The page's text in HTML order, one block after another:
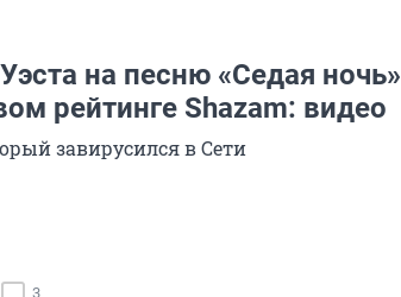
на песню «Седая ночь»
рейтинге Shazam: видео
завирусился в Сети
3